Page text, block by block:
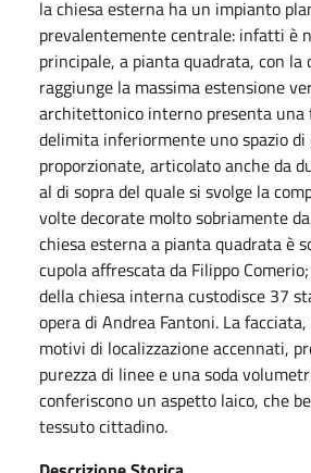
la chiesa esterna ha un impianto
prevalentemente centrale: infatti è
principale, a pianta quadrata, con la
raggiunge la massima estensione
architettonico interno presenta una
delimita inferiormente uno spazio di
proporzionate, articolato anche da
al di sopra del quale si svolge la
volte decorate molto sobriamente
chiesa esterna a pianta quadrata è
cupola affrescata da Filippo
della chiesa interna custodisce 37
opera di Andrea Fantoni. La
motivi di localizzazione accennati,
purezza di linee e una soda
conferiscono un aspetto laico, che
tessuto cittadino.